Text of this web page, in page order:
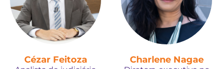
Cézar Feitoza Charlene Nagae